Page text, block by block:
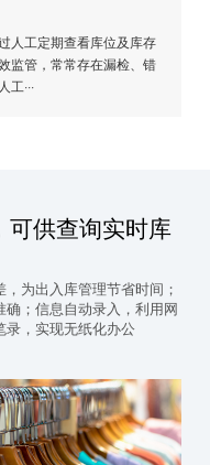
乏有效监管，常常存在漏检、
要人工···